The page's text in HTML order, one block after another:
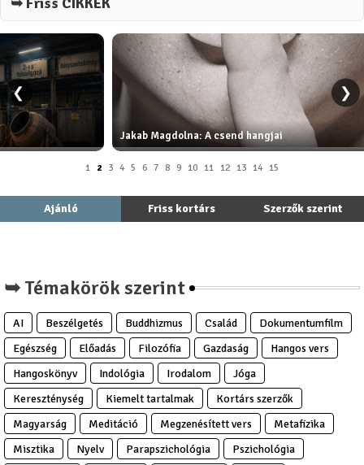
❮
A csend hangjai
Végh Éva Ive: A
Megváltó)
❯
1 2 3 4 5 6 7 8 9 10 11 12 13 14 15
Ajánló Friss kortárs Szerzők szerint
➥ Témakörök szerint
AI Beszélgetés Buddhizmus Család
Dokumentumfilm
Egészség
Előadás Filozófia Gazdaság
Hangos vers
Hangoskönyv
Indológia Irodalom
Jóga
Kereszténység
Kiemelt tartalmak
Kortárs szerzők
Magyarság
Meditáció Megzenésített vers
Metafizika
Misztika
Nyelv Parapszichológia
Pszichológia